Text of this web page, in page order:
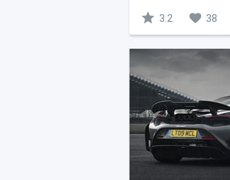
3.2 38